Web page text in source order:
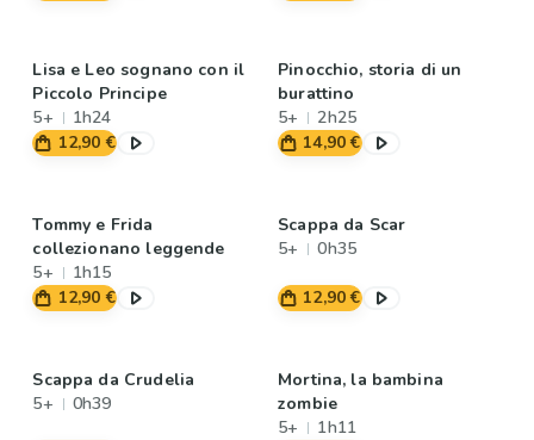
Lisa e Leo sognano con il
Piccolo Principe
5+
1h24
12,90 €
Pinocchio, storia di un
burattino
5+
2h25
14,90 €
Tommy e Frida
collezionano leggende
5+
1h15
12,90 €
Scappa da Scar
5+
0h35
12,90 €
Scappa da Crudelia
5+
0h39
Mortina, la bambina
zombie
5+
1h11